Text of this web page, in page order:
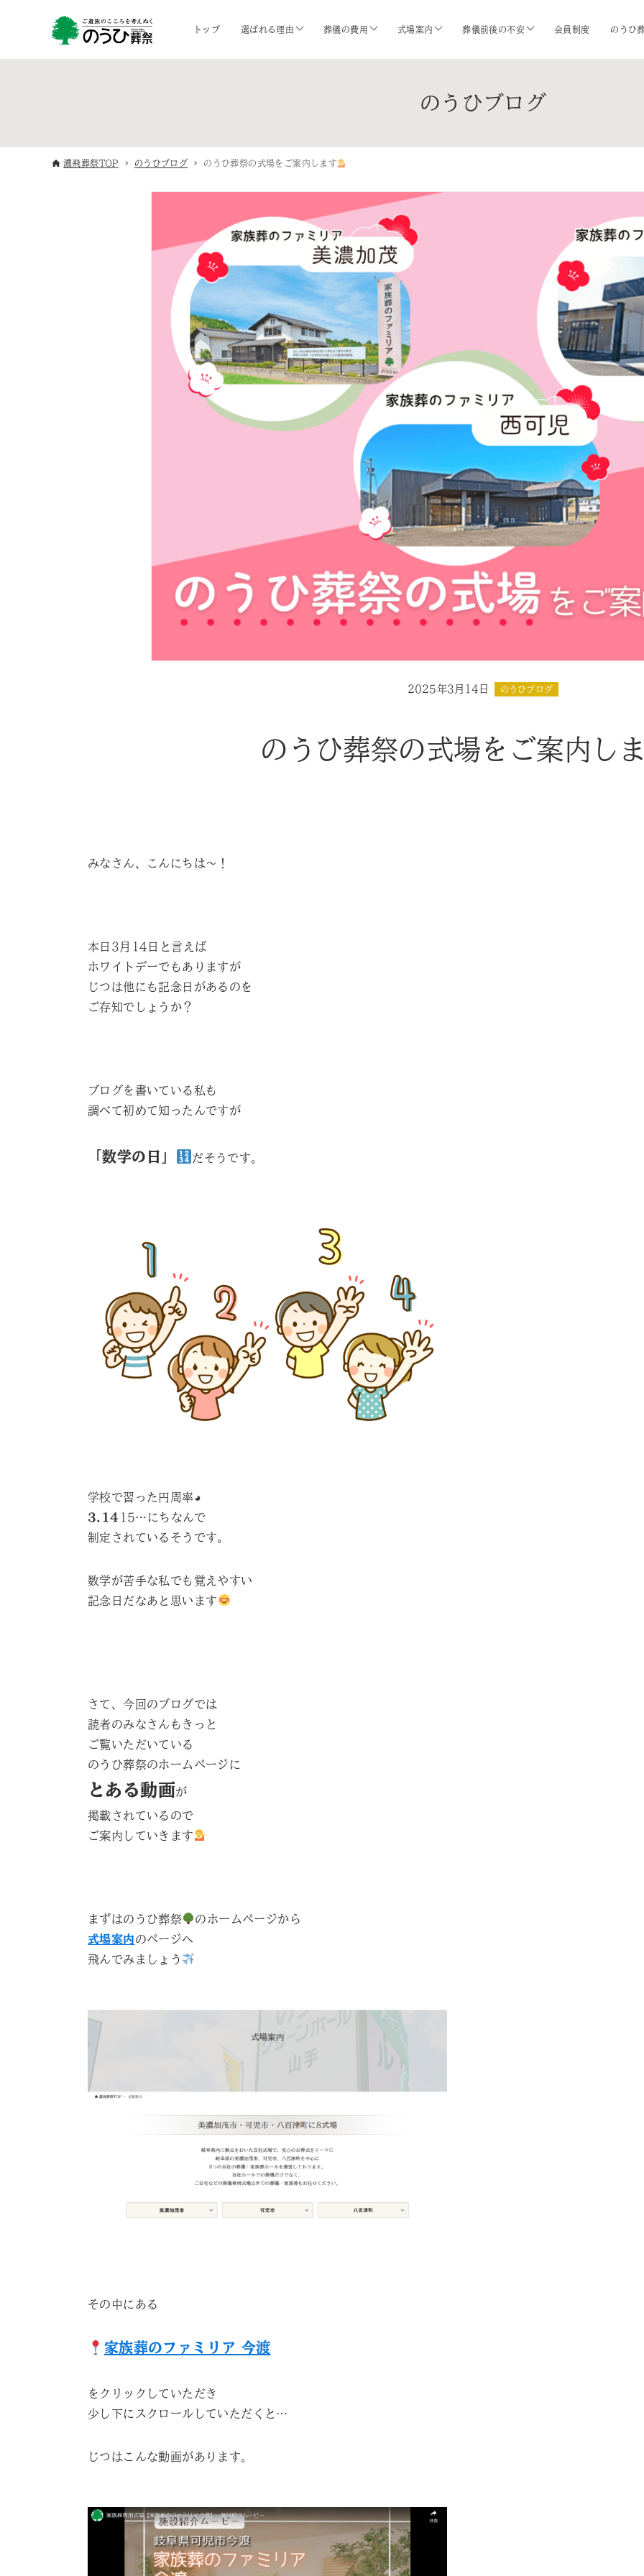
トップ 選ばれる理由 葬儀の費用 式場案内 葬儀前後の不安 会員制度 のうひ
のうひブログ
濃飛葬祭TOP のうひブログ のうひ葬祭の式場をご案内します
2025年3月14日 のうひブログ
のうひ葬祭の式場をご案内し
みなさん、こんにちは～！
本日3月14日と言えば
ホワイトデーでもありますが
じつは他にも記念日があるのを
ご存知でしょうか？
ブログを書いている私も
調べて初めて知ったんですが
「数学の日」 だそうです。
学校で習った円周率◕
3.14 15…にちなんで
制定されているそうです。
数学が苦手な私でも覚えやすい
記念日だなあと思います
さて、今回のブログでは
読者のみなさんもきっと
ご覧いただいている
のうひ葬祭のホームページに
とある動画が
掲載されているので
ご案内していきます
まずはのうひ葬祭
のホームページから
式場案内のページへ
飛んでみましょう
その中にある
家族葬のファミリア 今渡
をクリックしていただき
少し下にスクロールしていただくと…
じつはこんな動画があります。